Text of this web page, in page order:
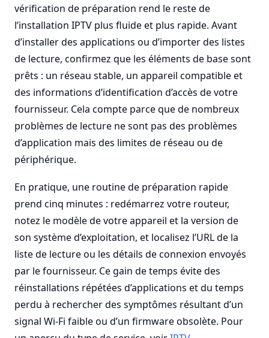
vérification de préparation rend le reste de
l’installation IPTV plus fluide et plus rapide. Avant
d’installer des applications ou d’importer des listes
de lecture, confirmez que les éléments de base sont
prêts : un réseau stable, un appareil compatible et
des informations d’identification d’accès de votre
fournisseur. Cela compte parce que de nombreux
problèmes de lecture ne sont pas des problèmes
d’application mais des limites de réseau ou de
périphérique.
En pratique, une routine de préparation rapide
prend cinq minutes : redémarrez votre routeur,
notez le modèle de votre appareil et la version de
son système d’exploitation, et localisez l’URL de la
liste de lecture ou les détails de connexion envoyés
par le fournisseur. Ce gain de temps évite des
réinstallations répétées d’applications et du temps
perdu à rechercher des symptômes résultant d’un
signal Wi-Fi faible ou d’un firmware obsolète. Pour